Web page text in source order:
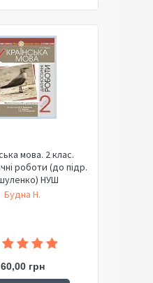
мова. 2 клас.
роботи (до підр.
НУШ
Будна Н.
60,00 грн